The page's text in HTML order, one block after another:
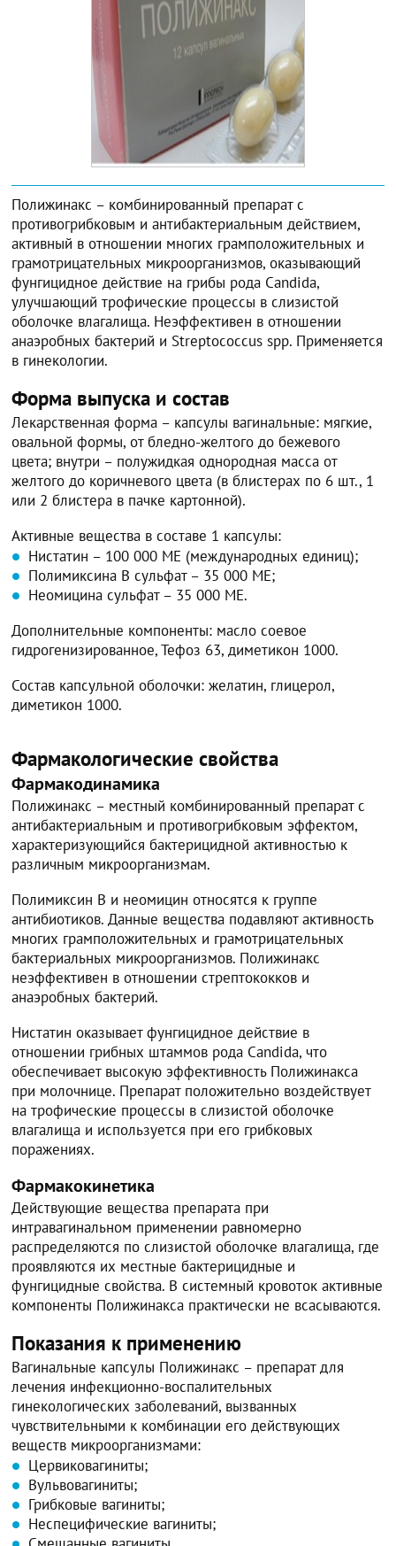
Полижинакс – комбинированный препарат с
противогрибковым и антибактериальным действием,
активный в отношении многих грамположительных и
грамотрицательных микроорганизмов, оказывающий
фунгицидное действие на грибы рода Candida,
улучшающий трофические процессы в слизистой
оболочке влагалища. Неэффективен в отношении
анаэробных бактерий и Streptococcus spp. Применяется
в гинекологии.
Форма выпуска и состав
Лекарственная форма – капсулы вагинальные: мягкие,
овальной формы, от бледно-желтого до бежевого
цвета; внутри – полужидкая однородная масса от
желтого до коричневого цвета (в блистерах по 6 шт., 1
или 2 блистера в пачке картонной).
Активные вещества в составе 1 капсулы:
Нистатин – 100 000 МЕ (международных единиц);
Полимиксина B сульфат – 35 000 МЕ;
Неомицина сульфат – 35 000 МЕ.
Дополнительные компоненты: масло соевое
гидрогенизированное, Тефоз 63, диметикон 1000.
Состав капсульной оболочки: желатин, глицерол,
диметикон 1000.
Фармакологические свойства
Фармакодинамика
Полижинакс – местный комбинированный препарат с
антибактериальным и противогрибковым эффектом,
характеризующийся бактерицидной активностью к
различным микроорганизмам.
Полимиксин В и неомицин относятся к группе
антибиотиков. Данные вещества подавляют активность
многих грамположительных и грамотрицательных
бактериальных микроорганизмов. Полижинакс
неэффективен в отношении стрептококков и
анаэробных бактерий.
Нистатин оказывает фунгицидное действие в
отношении грибных штаммов рода Candida, что
обеспечивает высокую эффективность Полижинакса
при молочнице. Препарат положительно воздействует
на трофические процессы в слизистой оболочке
влагалища и используется при его грибковых
поражениях.
Фармакокинетика
Действующие вещества препарата при
интравагинальном применении равномерно
распределяются по слизистой оболочке влагалища, где
проявляются их местные бактерицидные и
фунгицидные свойства. В системный кровоток активные
компоненты Полижинакса практически не всасываются.
Показания к применению
Вагинальные капсулы Полижинакс – препарат для
лечения инфекционно-воспалительных
гинекологических заболеваний, вызванных
чувствительными к комбинации его действующих
веществ микроорганизмами:
Цервиковагиниты;
Вульвовагиниты;
Грибковые вагиниты;
Неспецифические вагиниты;